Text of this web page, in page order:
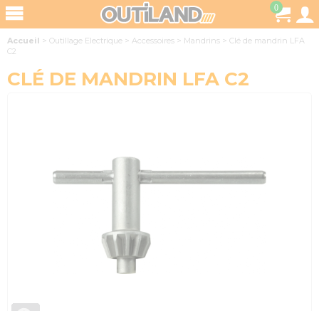
0
Accueil > Outillage Electrique > Accessoires > Mandrins > Clé de mandrin LFA
C2
CLÉ DE MANDRIN LFA C2